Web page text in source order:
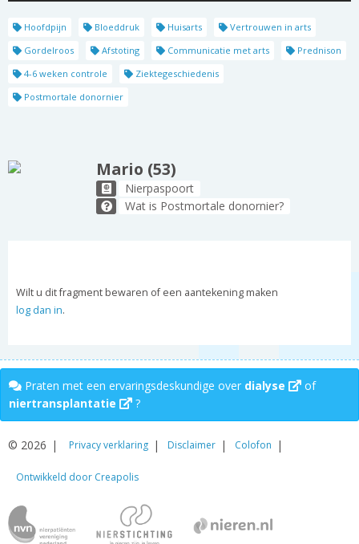
Hoofdpijn Bloeddruk Huisarts
Vertrouwen in arts
Gordelroos
Afstoting Communicatie met arts
Prednison
4-6 weken controle
Ziektegeschiedenis
Postmortale donornier
Mario (53)
Nierpaspoort
Wat is Postmortale donornier?
Wilt u dit fragment bewaren of een aantekening maken
log dan in.
Praten met een ervaringsdeskundige over dialyse
of
niertransplantatie
?
© 2026 Privacy verklaring Disclaimer Colofon
Ontwikkeld door Creapolis